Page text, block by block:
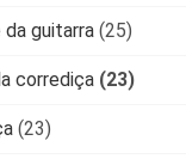
guitarra (25)
corrediça (23)
(23)